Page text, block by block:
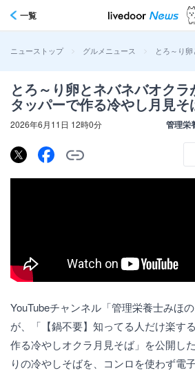
一覧
ニューストップ > グルメニュース > とろ～り
とろ～り卵とネバネバオクラ
タッパーで作る冷やし月見そ
2026年6月11日 12時0分 管理栄
YouTubeチャンネル「管理栄養士みほ
が、「【鍋不要】知ってる人だけ楽す
作る冷やしオクラ月見そば」を公開し
りの冷やしそばを、コンロを使わず電